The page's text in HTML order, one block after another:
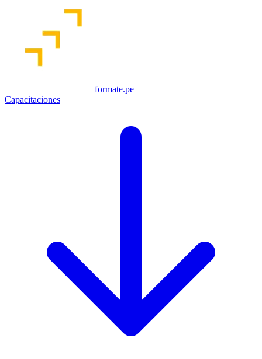
formate.pe
Capacitaciones